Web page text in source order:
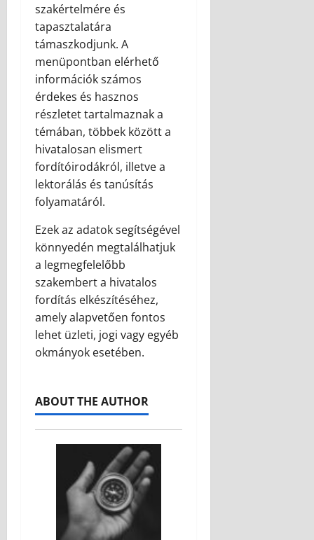
szakértelmére és
tapasztalatára
támaszkodjunk. A
menüpontban elérhető
információk számos
érdekes és hasznos
részletet tartalmaznak a
témában, többek között a
hivatalosan elismert
fordítóirodákról, illetve a
lektorálás és tanúsítás
folyamatáról.
Ezek az adatok segítségével
könnyedén megtalálhatjuk
a legmegfelelőbb
szakembert a hivatalos
fordítás elkészítéséhez,
amely alapvetően fontos
lehet üzleti, jogi vagy egyéb
okmányok esetében.
ABOUT THE AUTHOR